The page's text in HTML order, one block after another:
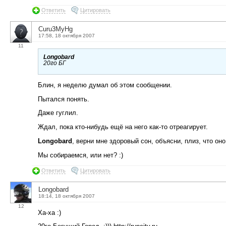
Ответить Цитировать
11
Curu3MyHg
17:58, 18 октября 2007
Longobard
20го БГ
Блин, я неделю думал об этом сообщении.
Пытался понять.
Даже гуглил.
Ждал, пока кто-нибудь ещё на него как-то отреагирует.
Longobard
, верни мне здоровый сон, объясни, плиз, что
Мы собираемся, или нет? :)
Ответить Цитировать
12
Longobard
18:14, 18 октября 2007
Ха-ха :)